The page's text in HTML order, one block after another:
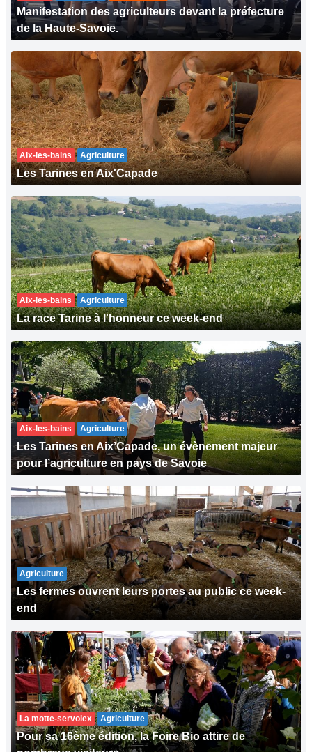
Manifestation des agriculteurs devant la préfecture
de la Haute-Savoie.
Aix-les-bains Agriculture
Les Tarines en Aix'Capade
Aix-les-bains Agriculture
La race Tarine à l'honneur ce week-end
Aix-les-bains Agriculture
Les Tarines en Aix’Capade, un évènement majeur
pour l’agriculture en pays de Savoie
Agriculture
Les fermes ouvrent leurs portes au public ce week-
end
La motte-servolex Agriculture
Pour sa 16ème édition, la Foire Bio attire de